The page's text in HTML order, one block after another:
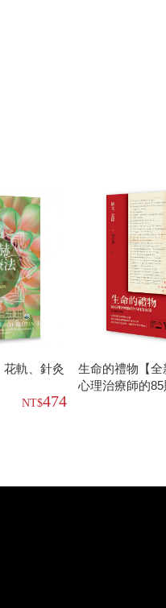
花軌、針灸
474
生命的禮物【
心理治療師的